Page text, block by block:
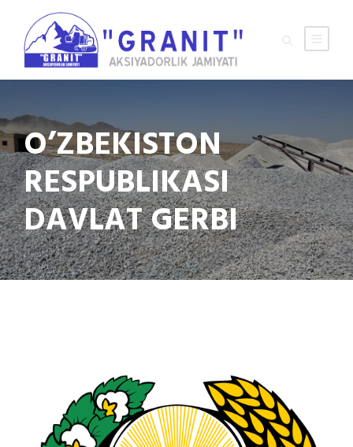
O’ZBEKISTON
RESPUBLIKASI
DAVLAT GERBI